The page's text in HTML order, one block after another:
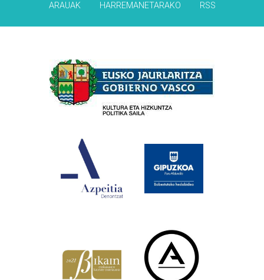
ARAUAK HARREMANETARAKO RSS